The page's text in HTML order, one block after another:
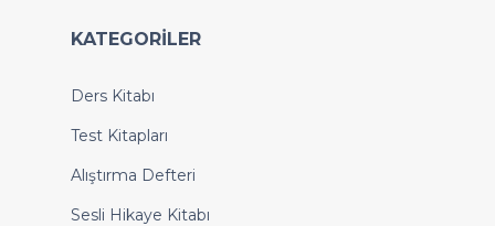
KATEGORILER
Ders Kitabı
Test Kitapları
Alıştırma Defteri
Sesli Hikaye Kitabı